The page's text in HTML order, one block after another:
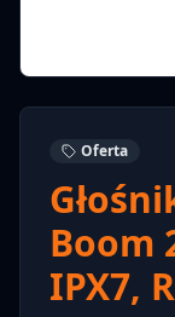
Oferta
Boom
IPX7,